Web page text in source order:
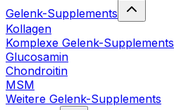
Gelenk-Supplements
Kollagen
Komplexe Gelenk-Supplements
Glucosamin
Chondroitin
MSM
Weitere Gelenk-Supplements